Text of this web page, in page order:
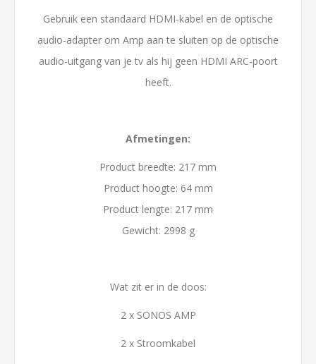
Gebruik een standaard HDMI-kabel en de optische
audio-adapter om Amp aan te sluiten op de optische
audio-uitgang van je tv als hij geen HDMI ARC-poort
heeft.
Afmetingen:
Product breedte: 217 mm
Product hoogte: 64 mm
Product lengte: 217 mm
Gewicht: 2998 g
Wat zit er in de doos:
2 x SONOS AMP
2 x Stroomkabel